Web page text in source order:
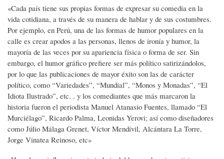
«Cada país tiene sus propias formas de expresar su comedia en la
vida cotidiana, a través de su manera de hablar y de sus costumbres.
Por ejemplo, en Perú, una de las formas de humor populares en la
calle es crear apodos a las personas, llenos de ironía y humor, la
mayoría de las veces por su apariencia física o forma de ser. Sin
embargo, el humor gráfico prefiere ser más político satirizándolos,
por lo que las publicaciones de mayor éxito son las de carácter
político, como “Variedades”, “Mundial”, “Monos y Monadas”, “El
Idiota Ilustrado”, etc. . y los comediantes que más marcaron la
historia fueron el periodista Manuel Atanasio Fuentes, llamado “El
Murciélago”, Ricardo Palma, Leonidas Yerovi; así como diseñadores
como Júlio Málaga Grenet, Víctor Mendívil, Alcántara La Torre,
Jorge Vinatea Reinoso, etc»